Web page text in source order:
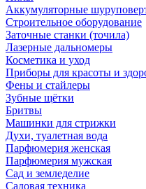
Аккумуляторные
Строительное оборудование
Заточные станки (точила)
Лазерные дальномеры
Косметика и уход
Приборы для красоты и
Фены и стайлеры
Зубные щётки
Бритвы
Машинки для стрижки
Духи, туалетная вода
Парфюмерия женская
Парфюмерия мужская
Сад и земледелие
Садовая техника